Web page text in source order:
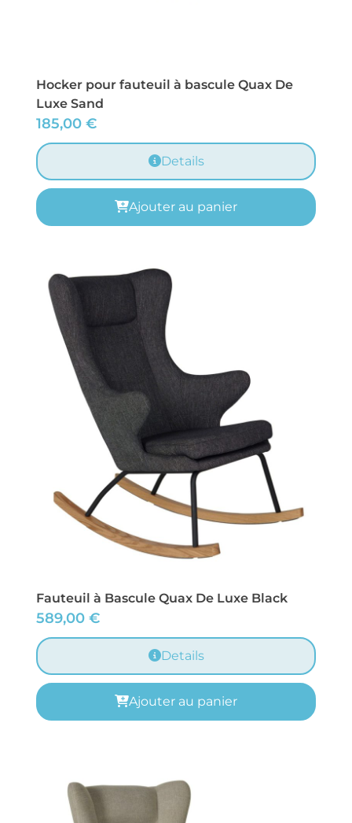
Hocker pour fauteuil à bascule Quax De
Luxe Sand
185,00 €
Details
Ajouter au panier
Fauteuil à Bascule Quax De Luxe Black
589,00 €
Details
Ajouter au panier